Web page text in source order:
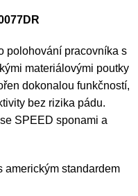
polohování pracovníka s
materiálovými poutky
dokonalou funkčností,
bez rizika pádu.
SPEED sponami a
americkým standardem